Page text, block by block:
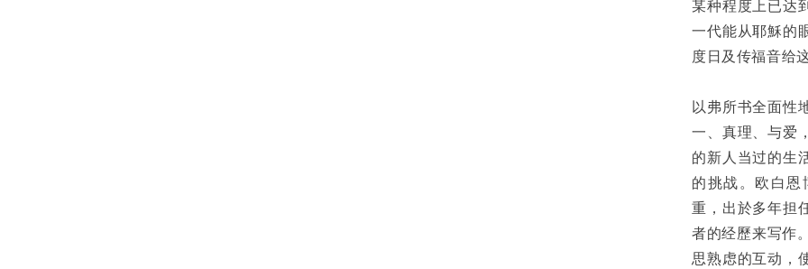
某种程度上已达
一代能从耶穌的
度日及传福音给
以弗所书全面性
一、真理、与爱
的新人当过的生
的挑战。欧白恩
重，出於多年担
者的经歷来写作
思熟虑的互动，